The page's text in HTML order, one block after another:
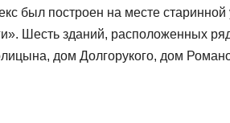
был построен на месте
Шесть зданий, расположенных
дом Долгорукого, дом